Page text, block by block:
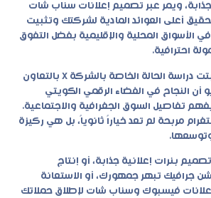
ويمر عبر تصميم إعلانات سناب شات
أعلى العوائد المادية لشركتك وتثبيت
الأسواق المحلية والإقليمية بفضل التفوق
احترافية.
في نهاية المطاف، أثبتت دراسة الحالة الخاصة بالشركة X بالتعاون
أن النجاح في الفضاء الرقمي الكويتي
تفاصيل السوق الجغرافية والاجتماعية.
مربحة لم تعد خياراً ثانوياً، بل هي ركيزة
وتوسعها.
بنرات إعلانية جذابة، أو إنتاج
جرافيك تبهر جمهورك، أو الاستعانة
فيسبوك وسناب شات لإطلاق حملاتك